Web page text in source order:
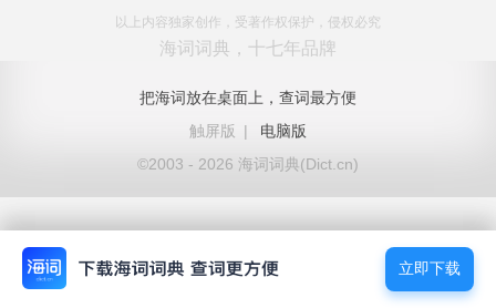
以上内容独家创作，受著作权保护，侵权必究
海词词典，十七年品牌
把海词放在桌面上，查词最方便
触屏版
|
电脑版
©2003 - 2026 海词词典(Dict.cn)
立即下载
立即下载